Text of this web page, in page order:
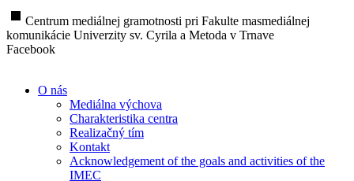
stop Centrum mediálnej gramotnosti pri Fakulte masmediálnej
komunikácie Univerzity sv. Cyrila a Metoda v Trnave
Facebook
O nás
Mediálna výchova
Charakteristika centra
Realizačný tím
Kontakt
Acknowledgement of the goals and activities of the
IMEC